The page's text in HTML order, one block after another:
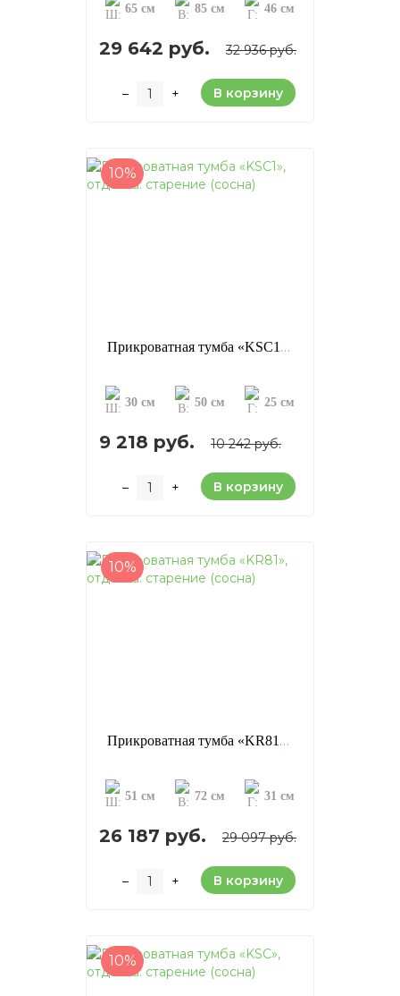
65 см 85 см 46 см
29 642 руб. 32 936 руб.
– + В корзину
10%
Прикроватная тумба «KSC1», отделка: старение (сосна)
30 см 50 см 25 см
9 218 руб. 10 242 руб.
– + В корзину
10%
Прикроватная тумба «KR81», отделка: старение (сосна)
51 см 72 см 31 см
26 187 руб. 29 097 руб.
– + В корзину
10%